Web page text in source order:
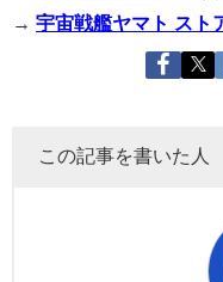
→ 宇宙戦艦ヤマト スト
この記事を書いた人